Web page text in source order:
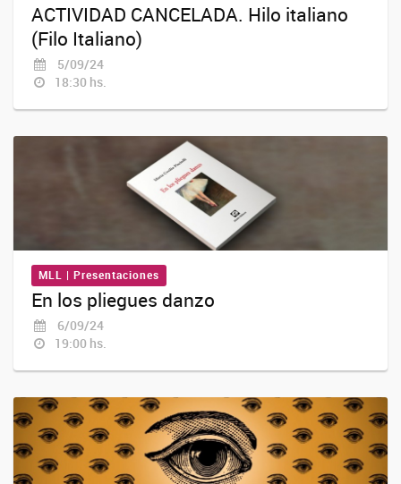
ACTIVIDAD CANCELADA. Hilo italiano
(Filo Italiano)
5/09/24
18:30 hs.
MLL | Presentaciones
En los pliegues danzo
6/09/24
19:00 hs.